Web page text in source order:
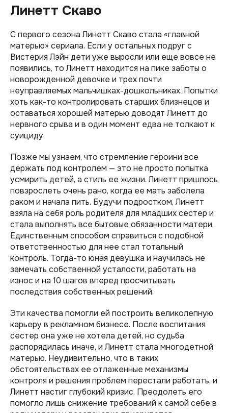
Линетт Скаво
С первого сезона Линетт Скаво стала «главной
матерью» сериала. Если у остальных подруг с
Вистерия Лэйн дети уже выросли или еще вовсе не
появились, то Линетт находится на пике заботы о
новорожденной девочке и трех почти
неуправляемых мальчишках-дошкольниках. Попытки
хоть как-то контролировать старших близнецов и
оставаться хорошей матерью доводят Линетт до
нервного срыва и в один момент едва не толкают к
суициду.
Позже мы узнаем, что стремление героини все
держать под контролем — это не просто попытка
усмирить детей, а стиль ее жизни. Линетт пришлось
повзрослеть очень рано, когда ее мать заболела
раком и начала пить. Будучи подростком, Линетт
взяла на себя роль родителя для младших сестер и
стала выполнять все бытовые обязанности матери.
Единственным способом справиться с подобной
ответственностью для нее стал тотальный
контроль. Тогда-то юная девушка и научилась не
замечать собственной усталости, работать на
износ и на 10 шагов вперед просчитывать
последствия собственных решений.
Эти качества помогли ей построить великолепную
карьеру в рекламном бизнесе. После воспитания
сестер она уже не хотела детей, но судьба
распорядилась иначе, и Линетт стала многодетной
матерью. Неудивительно, что в таких
обстоятельствах ее отлаженные механизмы
контроля и решения проблем перестали работать, и
Линетт настиг глубокий кризис. Преодолеть его
помогло лишь снижение требований к самой себе в